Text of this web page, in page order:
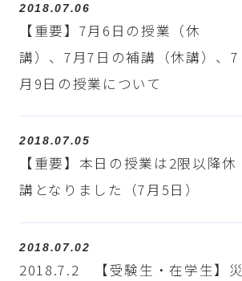
2018.07.06
【重要】7月6日の授業（休
講）、7月7日の補講（休講）、7
月9日の授業について
2018.07.05
【重要】本日の授業は2限以降休
講となりました（7月5日）
2018.07.02
2018.7.2 【受験生・在学生】災